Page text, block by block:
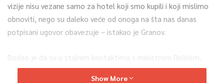
vizije nisu vezane samo za hotel koji smo kupili i koji mislimo
obnoviti, nego su daleko veće od onoga na šta nas danas
potpisani ugovor obavezuje – istakao je Granov.
Dodao je da su u stalnim kontaktima s ministrom Delićem,
ZOI-jem i drugim nadležnim institucijama.
Show More